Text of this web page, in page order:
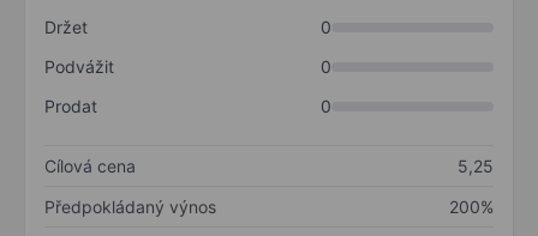
Držet
0
Podvážit
0
Prodat
0
Cílová cena
5,25
Předpokládaný výnos
200%